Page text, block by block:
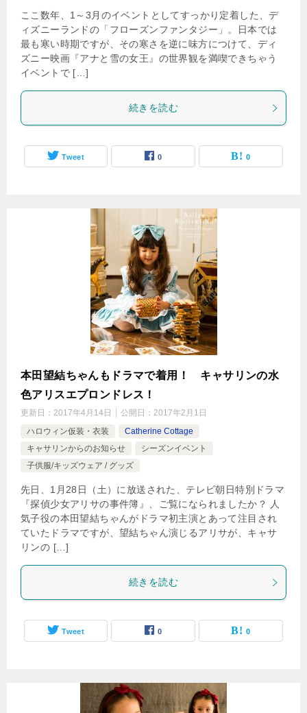
ここ数年、1～3月のイベントとしてすっかり定着した、デ
ィズニーランドの「フローズンファンタジー」。日本では
最も寒い時期ですが、その寒さを逆に味方につけて、ディ
ズニー映画『アナと雪の女王』の世界観を満喫できちゃう
イベントで […]
続きを読む
Tweet 0 0
本田望結ちゃんもドラマで着用！ キャサリンの水
色アリスエプロンドレス！
更新日： 2017年4月14日 公開日： 2017年2月1日
ハロウィン仮装・衣装
Catherine Cottage
キャサリンからのお知らせ
シーズンイベント
子供服/キッズウェア / グッズ
先日、1月28日（土）に放送された、テレビ朝日特別ドラマ
『探偵少女アリサの事件簿』、ご覧になられましたか？ 人
気子役の本田望結ちゃんがドラマ初主演とあって注目され
ていたドラマですが、望結ちゃん演じるアリサが、キャサ
リンの […]
続きを読む
Tweet 0 0